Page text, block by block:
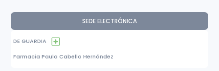
SEDE ELECTRÓNICA
DE GUARDIA
Farmacia Paula Cabello Hernández